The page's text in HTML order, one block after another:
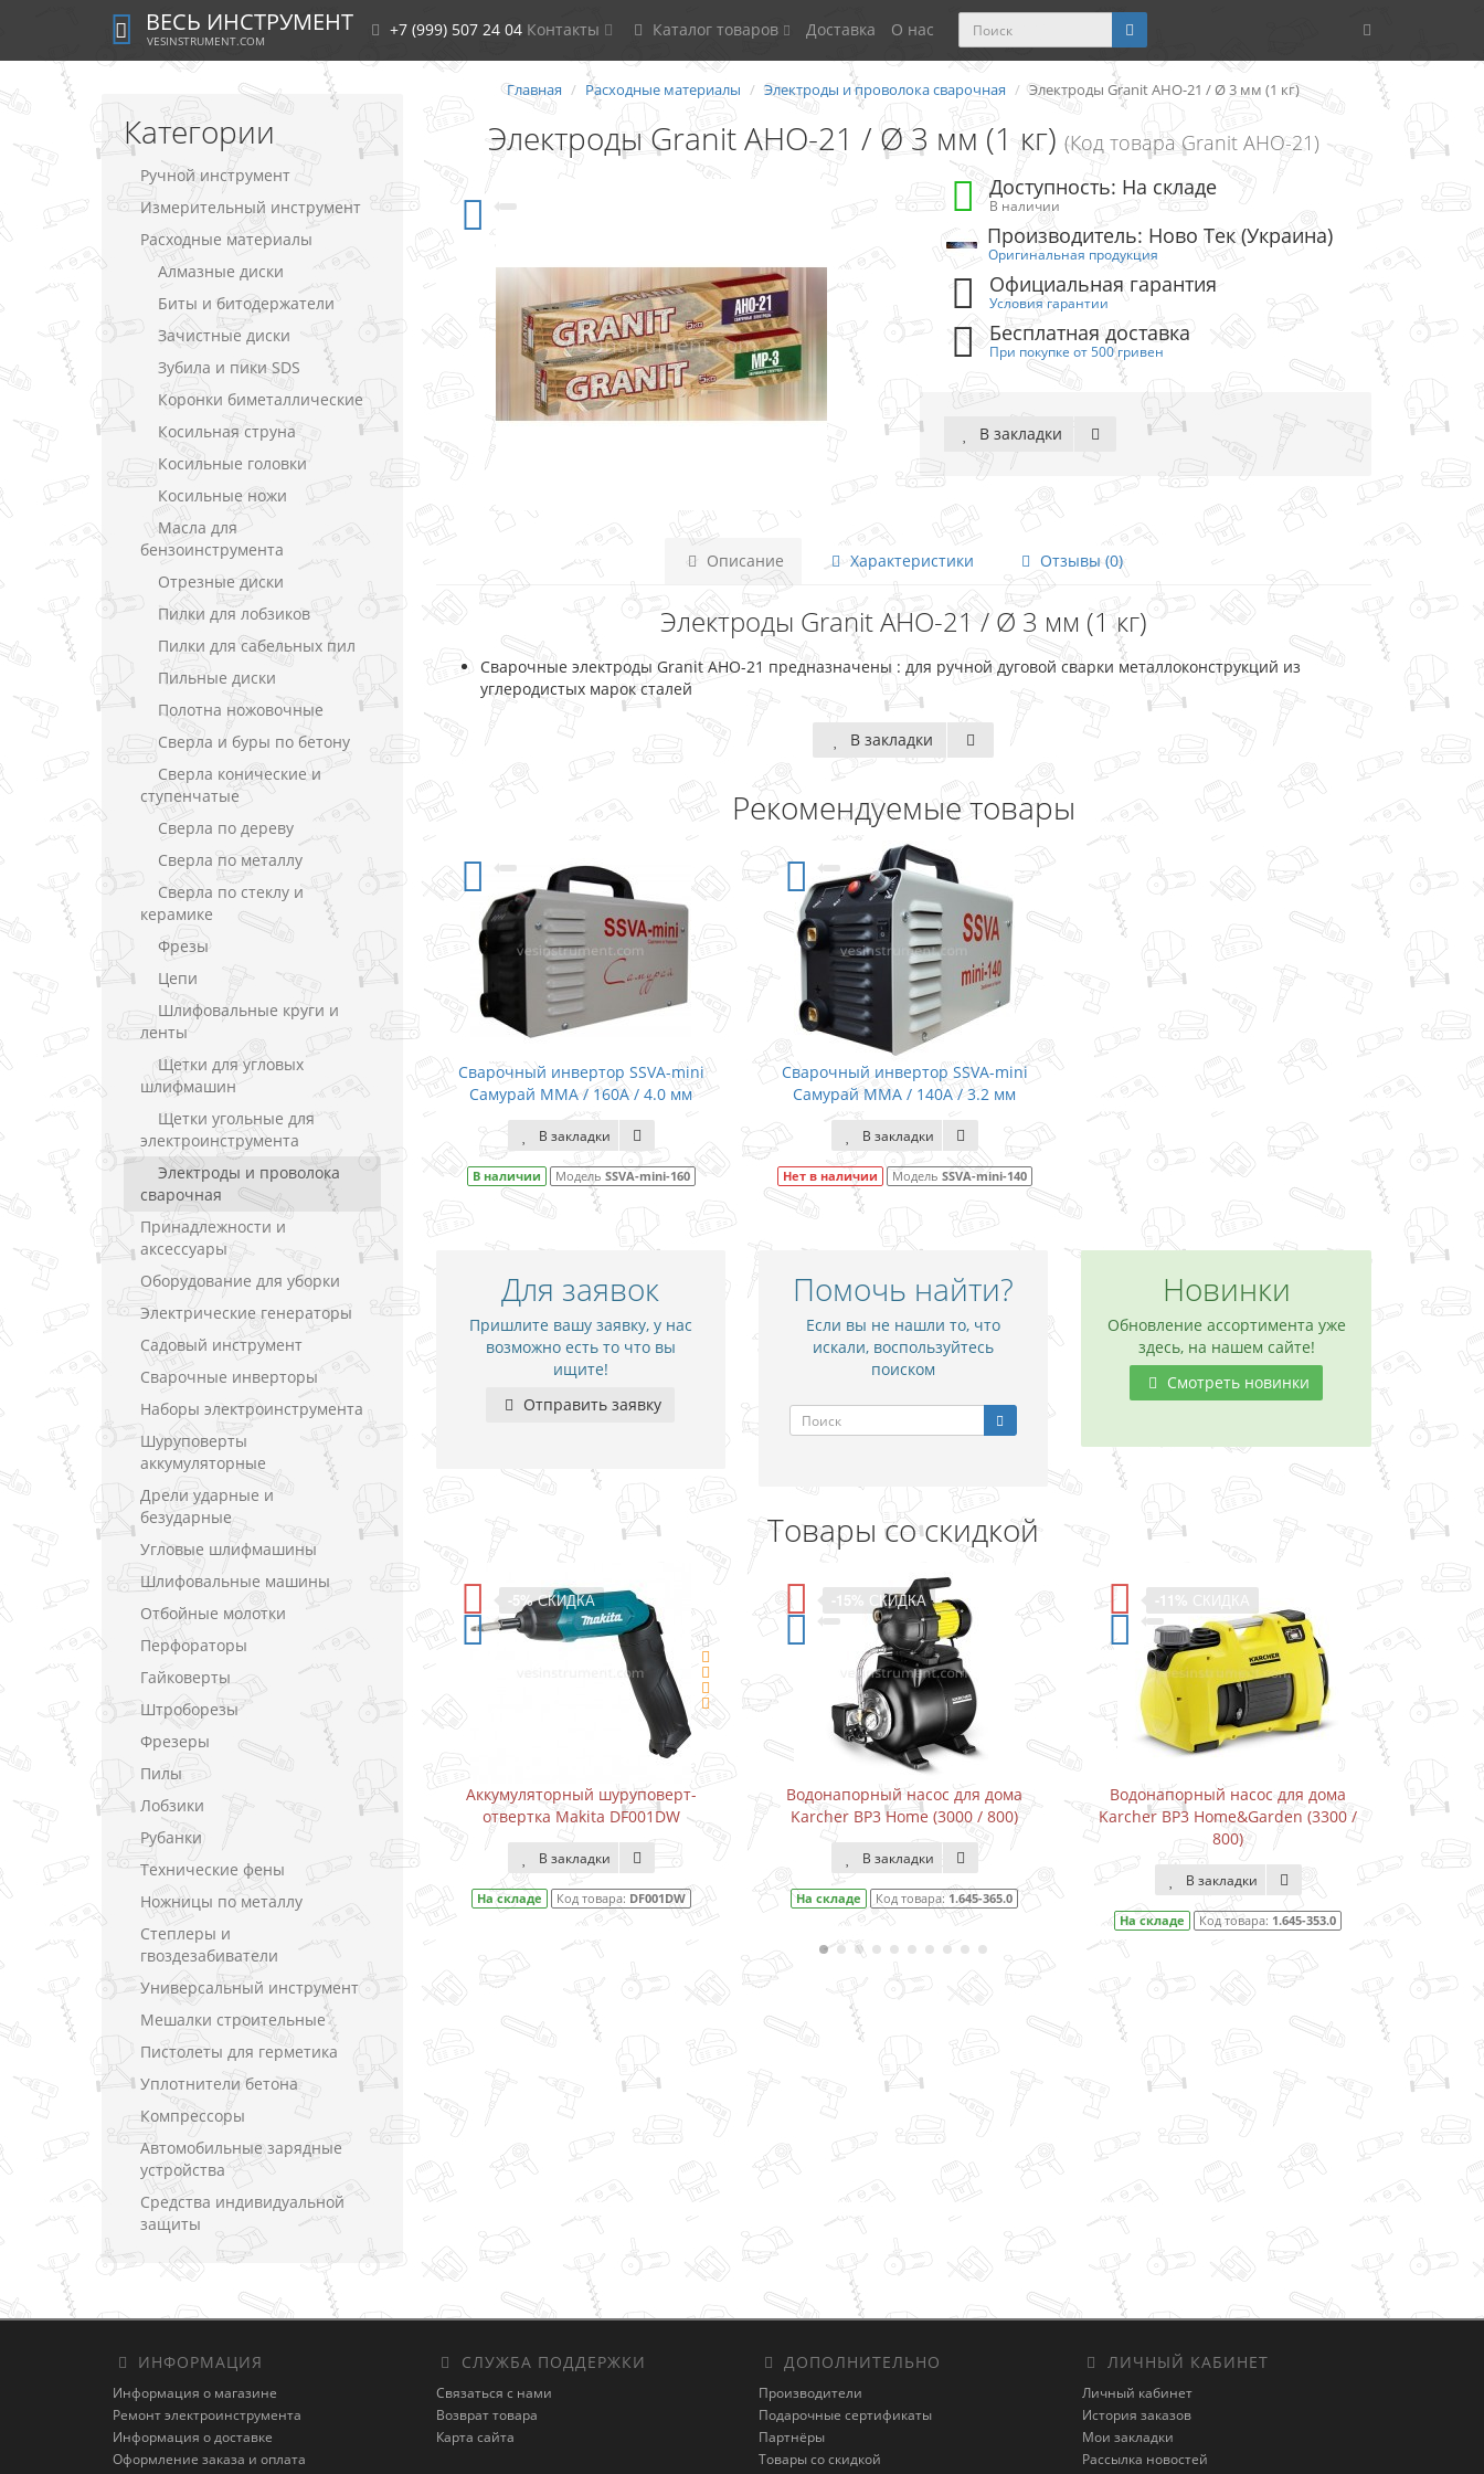
ВЕСЬ ИНСТРУМЕНТ
VESINSTRUMENT.COM
+7 (999) 507 24 04 Контакты Каталог товаров Доставка О нас
Категории
Ручной инструмент
Измерительный инструмент
Расходные материалы
Алмазные диски
Биты и битодержатели
Зачистные диски
Зубила и пики SDS
Коронки биметаллические
Косильная струна
Косильные головки
Косильные ножи
Масла для
бензоинструмента
Отрезные диски
Пилки для лобзиков
Пилки для сабельных пил
Пильные диски
Полотна ножовочные
Сверла и буры по бетону
Сверла конические и
ступенчатые
Сверла по дереву
Сверла по металлу
Сверла по стеклу и
керамике
Фрезы
Цепи
Шлифовальные круги и
ленты
Щетки для угловых
шлифмашин
Щетки угольные для
электроинструмента
Электроды и проволока
сварочная
Принадлежности и
аксессуары
Оборудование для уборки
Электрические генераторы
Садовый инструмент
Сварочные инверторы
Наборы электроинструмента
Шуруповерты
аккумуляторные
Дрели ударные и
безударные
Угловые шлифмашины
Шлифовальные машины
Отбойные молотки
Перфораторы
Гайковерты
Штроборезы
Фрезеры
Пилы
Лобзики
Рубанки
Технические фены
Ножницы по металлу
Степлеры и
гвоздезабиватели
Универсальный инструмент
Мешалки строительные
Пистолеты для герметика
Уплотнители бетона
Компрессоры
Автомобильные зарядные
устройства
Средства индивидуальной
защиты
Главная Расходные материалы Электроды и проволока сварочная Электроды Granit АНО-21 / Ø 3 мм (1 кг)
Электроды Granit АНО-21 / Ø 3 мм (1 кг) (Код товара Granit АНО-21)
Доступность: На складе
В наличии
Производитель: Ново Тек (Украина)
Оригинальная продукция
Официальная гарантия
Условия гарантии
Бесплатная доставка
При покупке от 500 гривен
В закладки
Описание Характеристики Отзывы (0)
Электроды Granit АНО-21 / Ø 3 мм (1 кг)
Сварочные электроды Granit АНО-21 предназначены : для ручной дуговой сварки металлоконструкций из
углеродистых марок сталей
В закладки
Рекомендуемые товары
Сварочный инвертор SSVA-mini
Самурай MMA / 160А / 4.0 мм
В закладки
В наличии Модель SSVA-mini-160
Сварочный инвертор SSVA-mini
Самурай MMA / 140А / 3.2 мм
В закладки
Нет в наличии Модель SSVA-mini-140
Для заявок
Пришлите вашу заявку, у нас
возможно есть то что вы
ищите!
Отправить заявку
Помочь найти?
Если вы не нашли то, что
искали, воспользуйтесь
поиском
Новинки
Обновление ассортимента уже
здесь, на нашем сайте!
Смотреть новинки
Товары со скидкой
В (1.5 А)
СКИДКА
Аккумуляторный дрель-шуруповерт
Makita DF333DWAE / CXT 10.8 В (2.0 А)
На складе Код товара:DF333DWAE
-5%СКИДКА
Аккумуляторный шуруповерт-
отвертка Makita DF001DW
В закладки
На складе Код товара: DF001DW
СКИДКА
Водонапорный насос для дома
Karcher BP3 Home (3000 / 800)
В закладки
На складе Код товара:1.645-365.0
СКИДКА
Водонапорный насос для дома
Karcher BP3 Home&Garden (3300 /
800)
В закладки
На складе Код товара: 1.645-353.0
На
ИНФОРМАЦИЯ
Информация о магазине
Ремонт электроинструмента
Информация о доставке
Оформление заказа и оплата
СЛУЖБА ПОДДЕРЖКИ
Связаться с нами
Возврат товара
Карта сайта
ДОПОЛНИТЕЛЬНО
Производители
Подарочные сертификаты
Партнёры
Товары со скидкой
ЛИЧНЫЙ КАБИНЕТ
Личный кабинет
История заказов
Мои закладки
Рассылка новостей